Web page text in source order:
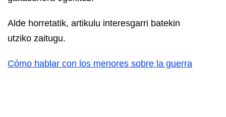
Alde horretatik, artikulu interesgarri batekin
utziko zaitugu.
Cómo hablar con los menores sobre la guerra